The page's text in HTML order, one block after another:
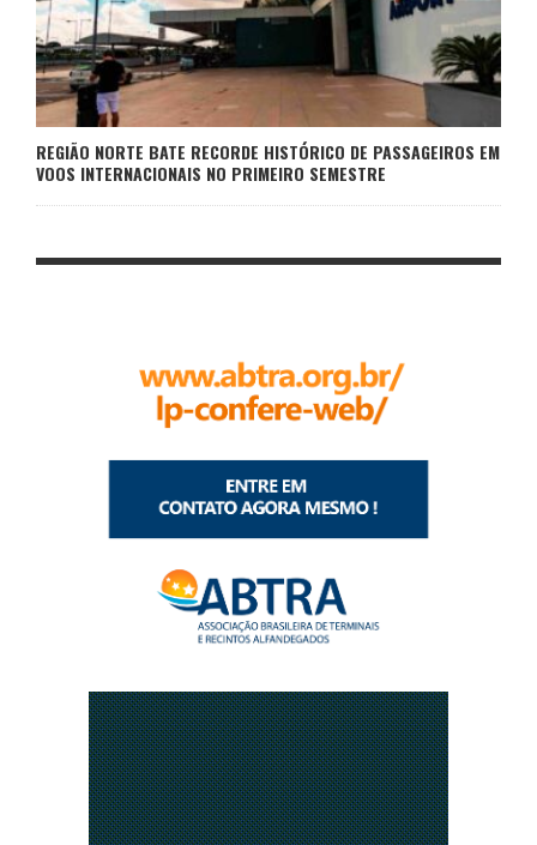
REGIÃO NORTE BATE RECORDE HISTÓRICO DE PASSAGEIROS EM
VOOS INTERNACIONAIS NO PRIMEIRO SEMESTRE